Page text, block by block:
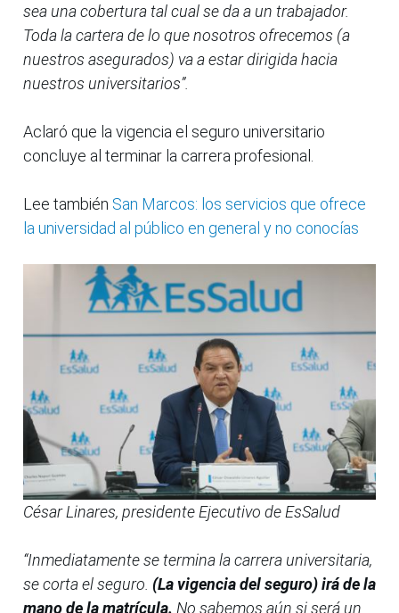
sea una cobertura tal cual se da a un trabajador.
Toda la cartera de lo que nosotros ofrecemos (a
nuestros asegurados) va a estar dirigida hacia
nuestros universitarios”.
Aclaró que la vigencia el seguro universitario
concluye al terminar la carrera profesional.
Lee también San Marcos: los servicios que ofrece
la universidad al público en general y no conocías
César Linares, presidente Ejecutivo de EsSalud
“Inmediatamente se termina la carrera universitaria,
se corta el seguro. (La vigencia del seguro) irá de la
mano de la matrícula. No sabemos aún si será un